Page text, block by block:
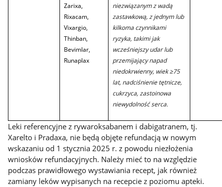
Zarixa,
Rixacam,
Vixargio,
Thinban,
Bevimlar,
Runaplax
niezwiązanym z wadą
zastawkową, z jednym lub
kilkoma czynnikami
ryzyka, takimi jak
wcześniejszy udar lub
przemijający napad
niedokrwienny, wiek ≥75
lat, nadciśnienie tętnicze,
cukrzyca, zastoinowa
niewydolność serca.
Leki referencyjne z rywaroksabanem i dabigatranem, tj.
Xarelto i Pradaxa, nie będą objęte refundacją w nowym
wskazaniu od 1 stycznia 2025 r. z powodu niezłożenia
wniosków refundacyjnych. Należy mieć to na względzie
podczas prawidłowego wystawiania recept, jak również
zamiany leków wypisanych na recepcie z poziomu apteki.